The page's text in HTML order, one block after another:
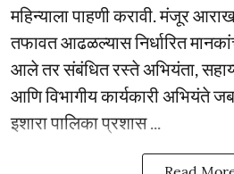
महिन्याला पाहणी करावी. मंजूर
तफावत आढळल्यास निर्धारित
आले तर संबंधित रस्ते अभियंता,
आणि विभागीय कार्यकारी अभियंते
इशारा पालिका प्रशास ...